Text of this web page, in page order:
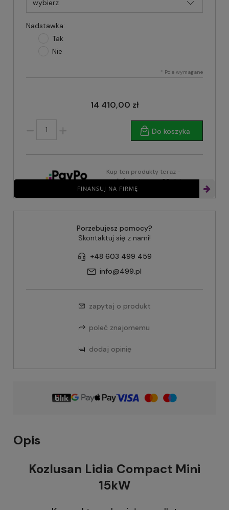
Nadstawka:
Tak
Nie
* Pole wymagane
14 410,00 zł
Do koszyka
FINANSUJ NA FIRMĘ
Kup ten produkty teraz -
zapłać za niego za 30 dni
Porzebujesz pomocy?
Skontaktuj się z nami!
+48 603 499 459
info@499.pl
zapytaj o produkt
poleć znajomemu
dodaj opinię
Opis
Kozlusan Lidia Compact Mini
15kW